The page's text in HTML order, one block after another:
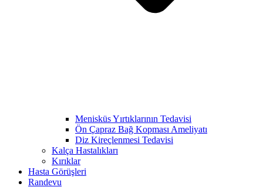
Menisküs Yırtıklarının Tedavisi
Ön Çapraz Bağ Kopması Ameliyatı
Diz Kireçlenmesi Tedavisi
Kalça Hastalıkları
Kırıklar
Hasta Görüşleri
Randevu